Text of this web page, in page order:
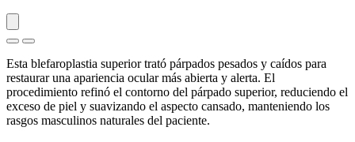
Esta blefaroplastia superior trató párpados pesados y caídos para
restaurar una apariencia ocular más abierta y alerta. El
procedimiento refinó el contorno del párpado superior, reduciendo el
exceso de piel y suavizando el aspecto cansado, manteniendo los
rasgos masculinos naturales del paciente.